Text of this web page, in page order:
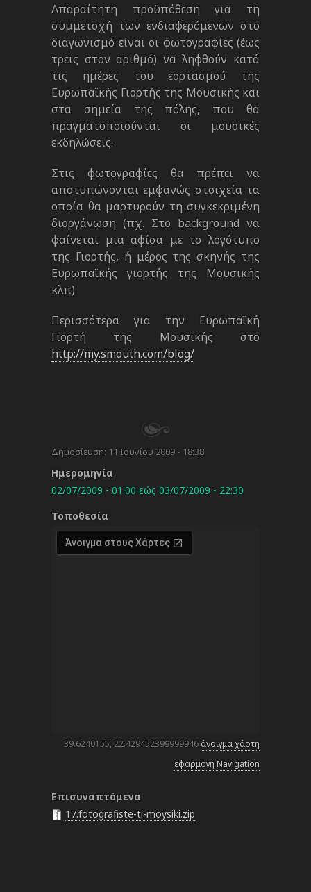
Απαραίτητη προϋπόθεση για τη
συμμετοχή των ενδιαφερόμενων στο
διαγωνισμό είναι οι φωτογραφίες (έως
τρεις στον αριθμό) να ληφθούν κατά
τις ημέρες του εορτασμού της
Ευρωπαϊκής Γιορτής της Μουσικής και
στα σημεία της πόλης, που θα
πραγματοποιούνται οι μουσικές
εκδηλώσεις.
Στις φωτογραφίες θα πρέπει να
αποτυπώνονται εμφανώς στοιχεία τα
οποία θα μαρτυρούν τη συγκεκριμένη
διοργάνωση (πχ. Στο background να
φαίνεται μια αφίσα με το λογότυπο
της Γιορτής, ή μέρος της σκηνής της
Ευρωπαϊκής γιορτής της Μουσικής
κλπ)
Περισσότερα για την Ευρωπαϊκή
Γιορτή της Μουσικής στο
http://my.smouth.com/blog/
Δημοσίευση: 11 Ιουνίου 2009 - 18:38
Ημερομηνία
02/07/2009 - 01:00 εώς 03/07/2009 - 22:30
Τοποθεσία
39.6240155, 22.429452399999946 άνοιγμα χάρτη
εφαρμογή Navigation
Επισυναπτόμενα
17.fotografiste-ti-moysiki.zip